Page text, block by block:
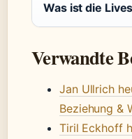
Was ist die
Verwandte
Jan Ullrich
Beziehung &
Tiril Eckhoff